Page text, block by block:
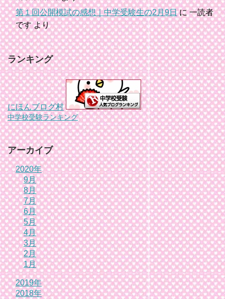
第１回公開模試の感想｜中学受験生の2月9日に一読者
ですより
ランキング
にほんブログ村
中学校受験ランキング
アーカイブ
2020年
9月
8月
7月
6月
5月
4月
3月
2月
1月
2019年
2018年